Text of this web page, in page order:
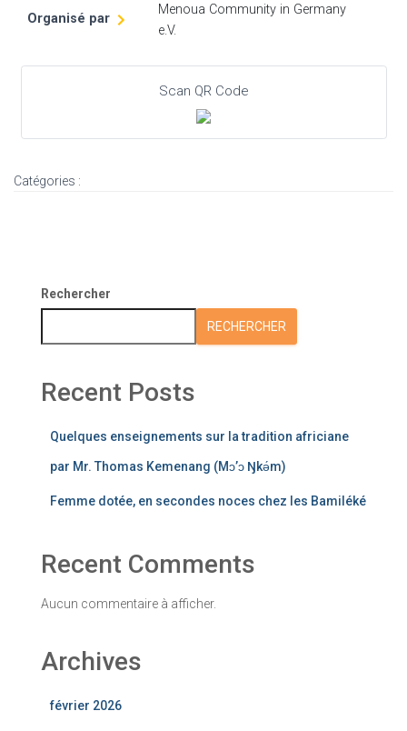
Organisé par
Menoua Community in Germany
e.V.
Scan QR Code
Catégories :
Rechercher
RECHERCHER
Recent Posts
Quelques enseignements sur la tradition africiane
par Mr. Thomas Kemenang (Mɔ’ɔ Ŋkǝ́m)
Femme dotée, en secondes noces chez les Bamiléké
Recent Comments
Aucun commentaire à afficher.
Archives
février 2026